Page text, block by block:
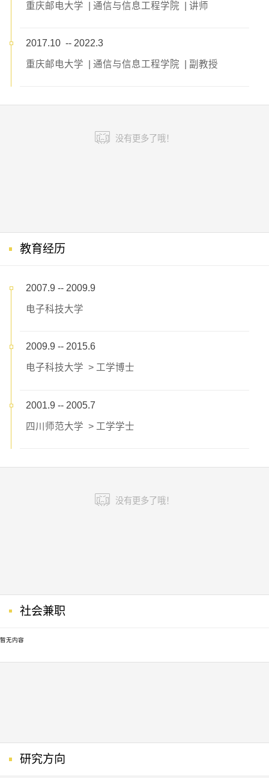
重庆邮电大学 | 通信与信息工程学院 | 讲师
2017.10 -- 2022.3
重庆邮电大学 | 通信与信息工程学院 | 副教授
没有更多了哦！
教育经历
2007.9 -- 2009.9
电子科技大学
2009.9 -- 2015.6
电子科技大学 > 工学博士
2001.9 -- 2005.7
四川师范大学 > 工学学士
没有更多了哦！
社会兼职
暂无内容
研究方向